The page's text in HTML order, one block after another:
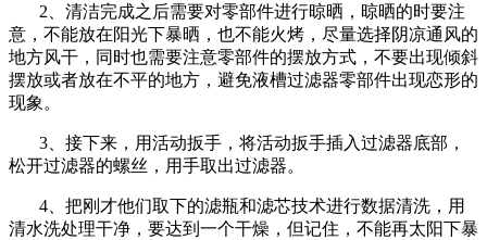
2、清洁完成之后需要对零部件进行晾晒，晾晒的时要注
意，不能放在阳光下暴晒，也不能火烤，尽量选择阴凉通风的
地方风干，同时也需要注意零部件的摆放方式，不要出现倾斜
摆放或者放在不平的地方，避免液槽过滤器零部件出现恋形的
现象。
3、接下来，用活动扳手，将活动扳手插入过滤器底部，
松开过滤器的螺丝，用手取出过滤器。
4、把刚才他们取下的滤瓶和滤芯技术进行数据清洗，用
清水洗处理干净，要达到一个干燥，但记住，不能再太阳下暴